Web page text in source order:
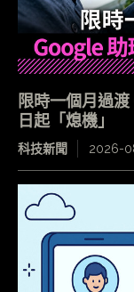
限時一個月過
日起「熄機」
科技新聞 2026-